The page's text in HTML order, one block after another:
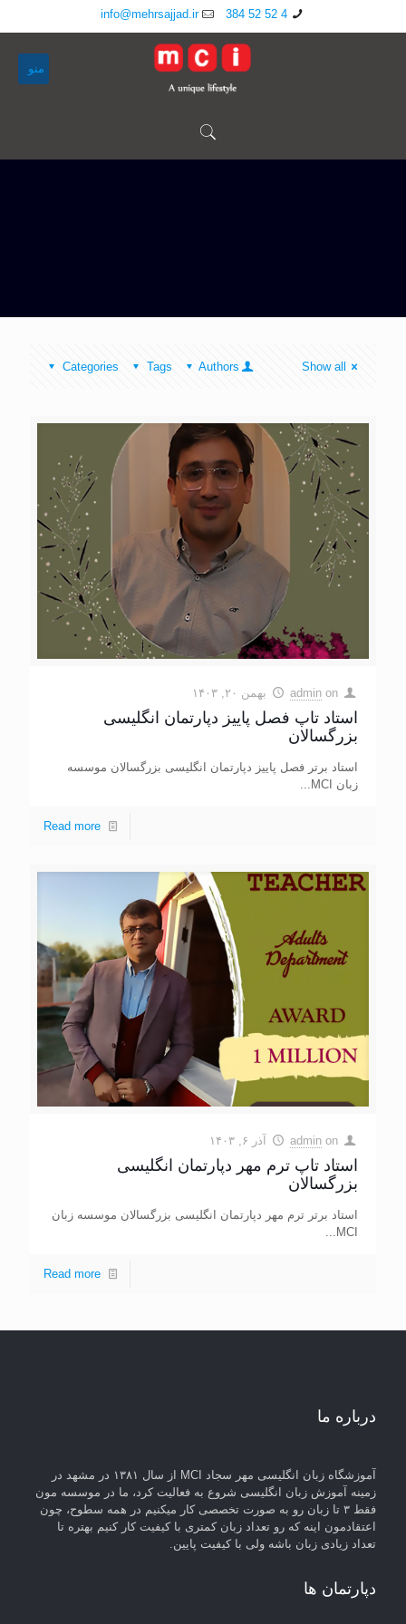
4 52 52 384
info@mehrsajjad.ir
منو
Categories Tags Authors Show all
admin on بهمن ۲۰, ۱۴۰۳
استاد تاپ فصل پاییز دپارتمان انگلیسی
بزرگسالان
استاد برتر فصل پاییز دپارتمان انگلیسی بزرگسالان موسسه
زبان MCI...
Read more
admin on آذر ۶, ۱۴۰۳
استاد تاپ ترم مهر دپارتمان انگلیسی
بزرگسالان
استاد برتر ترم مهر دپارتمان انگلیسی بزرگسالان موسسه زبان
MCI...
Read more
درباره ما
آموزشگاه زبان انگلیسی مهر سجاد MCI از سال ۱۳۸۱ در مشهد در
زمینه آموزش زبان انگلیسی شروع به فعالیت کرد، ما در موسسه مون
فقط ۳ تا زبان رو به صورت تخصصی کار میکنیم در همه سطوح، چون
اعتقادمون اینه که رو تعداد زبان کمتری با کیفیت کار کنیم بهتره تا
تعداد زیادی زبان باشه ولی با کیفیت پایین.
دپارتمان ها